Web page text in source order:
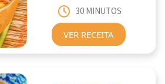
30 MINUTOS
VER RECEITA